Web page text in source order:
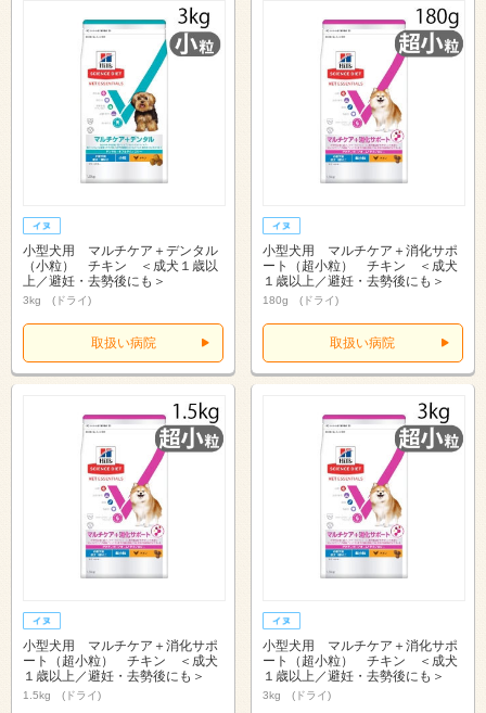
小型犬用 マルチケア＋デンタル
（小粒） チキン ＜成犬１歳以
上／避妊・去勢後にも＞
3kg (ドライ)
取扱い病院
小型犬用 マルチケア＋消化サポ
ート（超小粒） チキン ＜成犬
１歳以上／避妊・去勢後にも＞
180g (ドライ)
取扱い病院
小型犬用 マルチケア＋消化サポ
ート（超小粒） チキン ＜成犬
１歳以上／避妊・去勢後にも＞
1.5kg (ドライ)
小型犬用 マルチケア＋消化サポ
ート（超小粒） チキン ＜成犬
１歳以上／避妊・去勢後にも＞
3kg (ドライ)